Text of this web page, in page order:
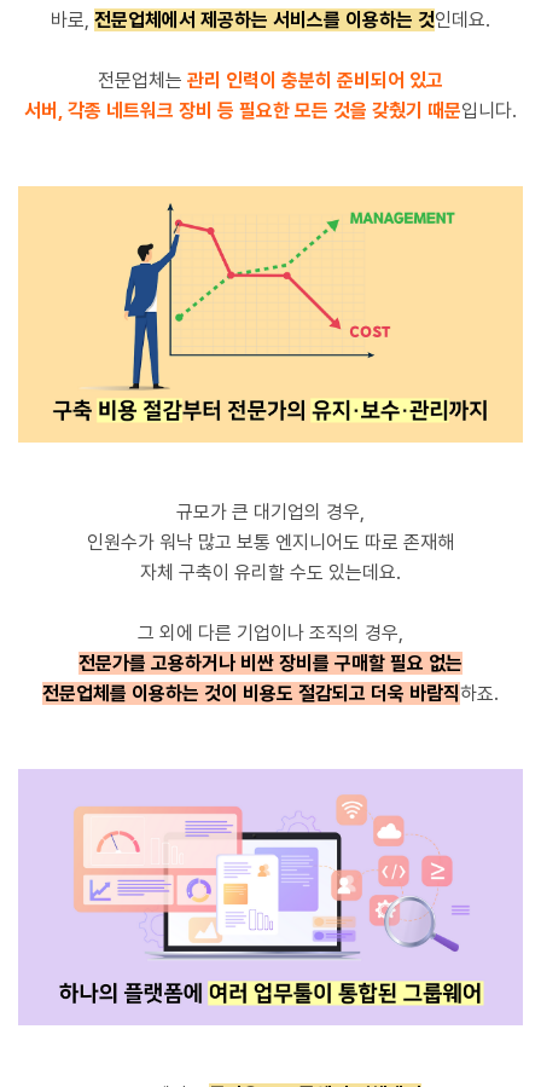
바로, 전문업체에서 제공하는 서비스를 이용하는 것인데요.
전문업체는 관리 인력이 충분히 준비되어 있고
서버, 각종 네트워크 장비 등 필요한 모든 것을 갖췄기 때문입니다.
규모가 큰 대기업의 경우,
인원수가 워낙 많고 보통 엔지니어도 따로 존재해
자체 구축이 유리할 수도 있는데요.
그 외에 다른 기업이나 조직의 경우,
전문가를 고용하거나 비싼 장비를 구매할 필요 없는
전문업체를 이용하는 것이 비용도 절감되고 더욱 바람직하죠.